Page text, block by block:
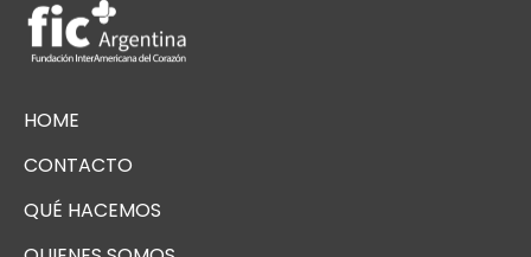
HOME
CONTACTO
QUÉ HACEMOS